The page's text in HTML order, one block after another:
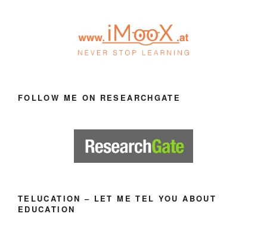
FOLLOW ME ON RESEARCHGATE
TELUCATION – LET ME TEL YOU ABOUT
EDUCATION